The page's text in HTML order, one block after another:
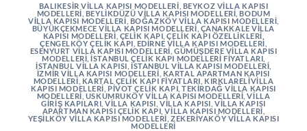
BALIKESIR VILLA KAPISI MODELLERI BEYKOZ VILLA KAPISI
MODELLERI BEYLIKDÜZÜ VILLA KAPISI MODELLERI ,BODUM
VILLA KAPISI MODELLERI BOĞAZKÖY VILLA KAPISI MODELLERI
BÜYÜKÇEKMECE VILLA KAPISI MODELLERI ÇANAKKALE VILLA
KAPISI MODELLERI ÇELIK KAPI ,ÇELIK KAPI ÖZELLIKLERI
ÇENGELKÖY ÇELIK KAPI EDIRNE VILLA KAPISI MODELLERI
ESENYURT VILLA KAPISI MODELLERI ,GÜMÜŞDERE VILLA KAPISI
MODELLERI ,İSTANBUL ÇELIK KAPI MODELLERI FIYATLARI
İSTANBUL VILLA KAPISI İSTANBUL VILLA KAPISI MODELLERI
İZMIR VILLA KAPISI MODELLERI KARTAL APARTMAN KAPISI
MODELLERI KARTAL ÇELIK KAPI FIYATLARI KIRKLARELIVILLA
KAPISI MODELLERI PIVOT ÇELIK KAPI ,TEKIRDAĞ VILLA KAPISI
MODELLERI USKUMRUKÖY VILLA KAPISI MODELLERI ,VILLA
GIRIŞ KAPILARI ,VILLA KAPISI ,VILLA KAPISI VILLA KAPISI
APARTMAN KAPISI ÇELIK KAPI ,VILLA KAPISI MODELLERI
YEŞILKÖY VILLA KAPISI MODELLERI ,ZEKERIYAKÖY VILLA KAPISI
MODELLERI